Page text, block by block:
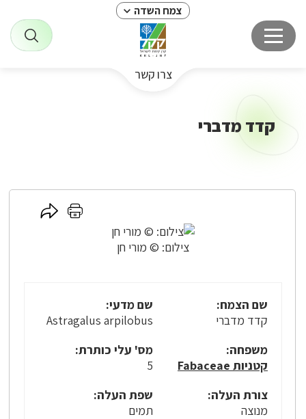
צמח השדה
צרו קשר
קדד מדברי
צילום: © מורי חן
לחץ
לחץ
שם הצמח:
קדד מדברי
שם מדעי:
Astragalus arpilobus
משפחה:
קטניות Fabaceae
מס' עלי כותרת:
5
צורת העלה:
מנוצה
שפת העלה:
תמים